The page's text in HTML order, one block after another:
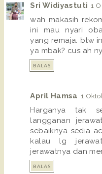
Sri Widiyastuti 1
wah makasih
ini mau nyari
yang remaja. btw
ya mbak? cus ah
BALAS
April Hamsa 1
Harganya tak
langganan
sebaiknya sedia
kalau lg
jerawatnya dan
BALAS